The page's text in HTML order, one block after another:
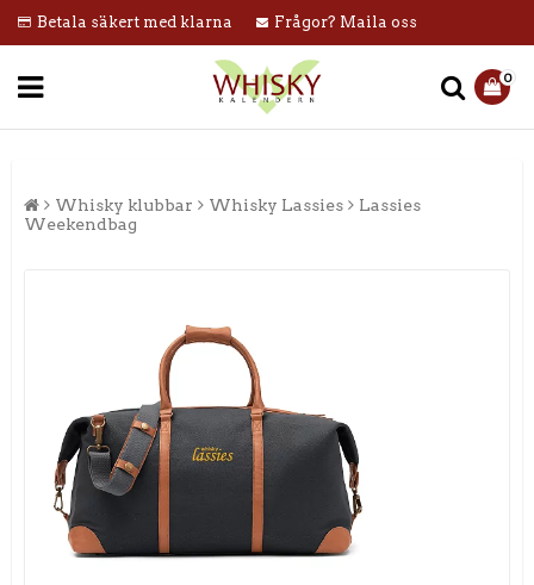
Betala säkert med klarna Frågor? Maila oss
0
Whisky klubbar Whisky Lassies
Lassies
Weekendbag